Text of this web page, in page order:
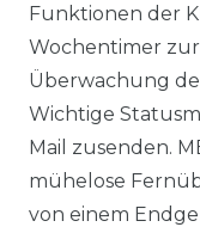
Funktionen der
Wochentimer
Überwachung
Wichtige
Mail zusenden.
mühelose
von einem